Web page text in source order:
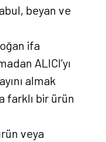
beyan ve
ifa
ALICI’yı
almak
farklı bir ürün
veya